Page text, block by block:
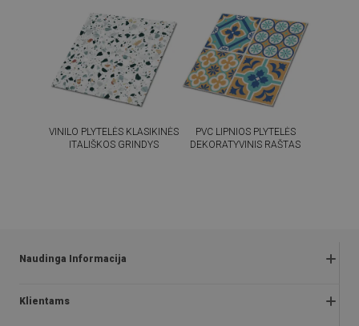
VINILO PLYTELĖS KLASIKINĖS
ITALIŠKOS GRINDYS
PVC LIPNIOS PLYTELĖS
DEKORATYVINIS RAŠTAS
Naudinga Informacija
Grąžinimai ir skundai
Klientams